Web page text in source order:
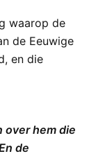
waarop de
de Eeuwige
en die
over hem die
de